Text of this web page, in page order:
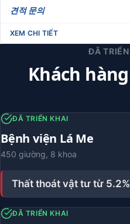
견적 문의
XEM CHI TIẾT
ĐÃ
Khách
ĐÃ TRIỂN KHAI
Bệnh viện Lá Me
450 giường, 8 khoa
Thất thoát vật tư từ
ĐÃ TRIỂN KHAI